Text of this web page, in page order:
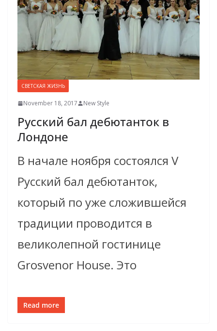
СВЕТСКАЯ ЖИЗНЬ
November 18, 2017 New Style
Русский бал дебютанток в
Лондоне
В начале ноября состоялся V
Русский бал дебютанток,
который по уже сложившейся
традиции проводится в
великолепной гостинице
Grosvenor House. Это
Read more